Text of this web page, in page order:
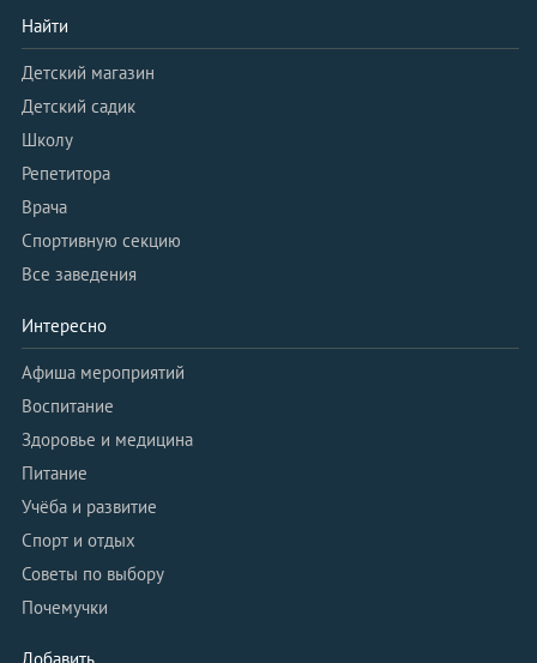
Найти
Детский магазин
Детский садик
Школу
Репетитора
Врача
Спортивную секцию
Все заведения
Интересно
Афиша мероприятий
Воспитание
Здоровье и медицина
Питание
Учёба и развитие
Спорт и отдых
Советы по выбору
Почемучки